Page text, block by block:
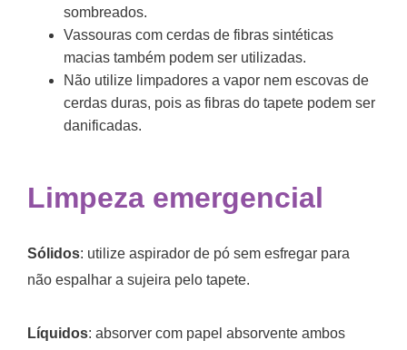
sombreados.
Vassouras com cerdas de fibras sintéticas
macias também podem ser utilizadas.
Não utilize limpadores a vapor nem escovas de
cerdas duras, pois as fibras do tapete podem ser
danificadas.
Limpeza emergencial
Sólidos: utilize aspirador de pó sem esfregar para
não espalhar a sujeira pelo tapete.
Líquidos: absorver com papel absorvente ambos